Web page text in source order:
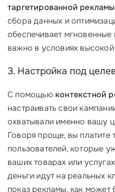
таргетированной рекламы
сбора данных и
обеспечивает мгновенные
важно в условиях
3. Настройка под
С помощью контекстной
настраивать свои
охватывали именно вашу
Говоря проще, вы платите
пользователей, которые
ваших товарах или
деньги идут на реальных
показ рекламы, как может